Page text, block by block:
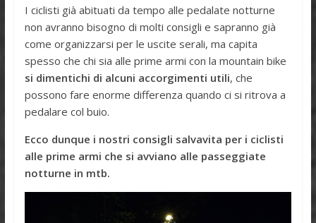
I ciclisti già abituati da tempo alle pedalate notturne
non avranno bisogno di molti consigli e sapranno già
come organizzarsi per le uscite serali, ma capita
spesso che chi sia alle prime armi con la mountain bike
si dimentichi di alcuni accorgimenti utili, che
possono fare enorme differenza quando ci si ritrova a
pedalare col buio.
Ecco dunque i nostri consigli salvavita per i ciclisti
alle prime armi che si avviano alle passeggiate
notturne in mtb.